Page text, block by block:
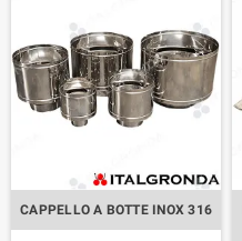
CAPPELLO A BOTTE INOX 316